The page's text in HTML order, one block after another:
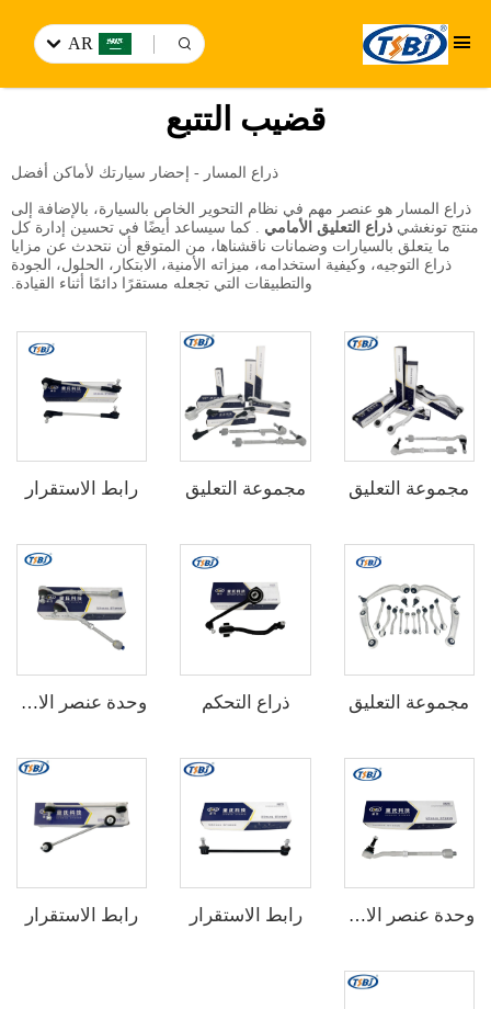
AR
قضيب التتبع
ذراع المسار - إحضار سيارتك لأماكن أفضل
ذراع المسار هو عنصر مهم في نظام التحوير الخاص بالسيارة، بالإضافة إلى
منتج تونغشي ذراع التعليق الأمامي . كما سيساعد أيضًا في تحسين إدارة كل
ما يتعلق بالسيارات وضمانات ناقشناها، من المتوقع أن نتحدث عن مزايا
ذراع التوجيه، وكيفية استخدامه، ميزاته الأمنية، الابتكار، الحلول، الجودة
والتطبيقات التي تجعله مستقرًا دائمًا أثناء القيادة.
مجموعة التعليق مجموعة التعليق رابط الاستقرار
مجموعة التعليق ذراع التحكم وحدة عنصر الارتباط
وحدة عنصر الارتباط رابط الاستقرار رابط الاستقرار